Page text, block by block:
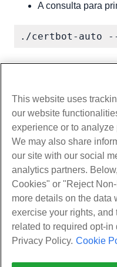
A consulta para
Produtos
Hospedagem na web
Hospedagem Empresarial
Revendedor com etiqueta
Linux gerenciado VPS
Serviços
Migrações de sites
Comunidade
Documentação do Produto
Tutoriais
Companhia
Sobre nós
Contate-Nos
This website uses
our website
experience or to analyze
We may also share
our site with our social
analytics partners.
Cookies" or "Reject
more details on the data
exercise your rights, and
related to required opt-
Privacy Policy. Cookie